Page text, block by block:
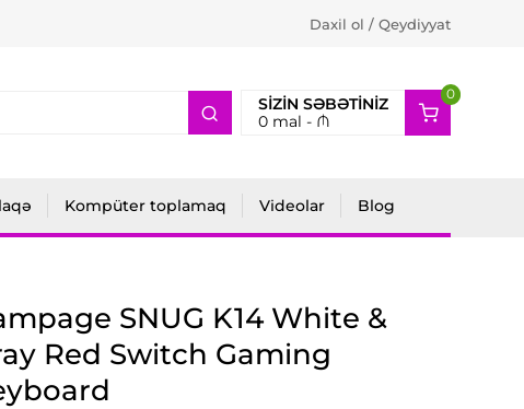
Daxil ol / Qeydiyyat
SIZIN SƏBƏTINIZ
0mal - ₼
0
2
Kompüter toplamaq Videolar Blog
SNUG K14 White &
Red Switch Gaming